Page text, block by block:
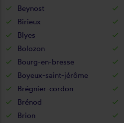
Beynost
Birieux
Blyes
Bolozon
Bourg-en-bresse
Boyeux-saint-jérôme
Brégnier-cordon
Brénod
Brion